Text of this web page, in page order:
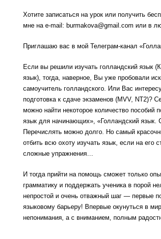
Хотите записаться на урок или получить
мне на e-mail: burmakova@gmail.com или в
Приглашаю вас в мой Телеграм-канал
Если вы решили изучать голландский язык
язык), тогда, наверное, Вы уже пробовали
самоучитель голландского. Или Вас
подготовка к сдаче экзаменов (MVV, NT2)?
можно найти некоторое количество пособий
язык для начинающих», «Голландский язык.
Перечислять можно долго. Но самый
отбить всю охоту изучать язык, если на его
сложные упражнения…
И тогда прийти на помощь сможет только
грамматику и поддержать ученика в порой
непростой и очень отважный шаг — первые
языковому барьеру! Впервые окунуться в
непонимания, а с вниманием, полным